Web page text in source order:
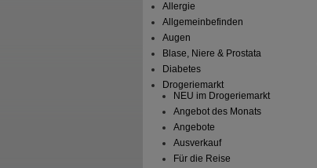
Allergie
Allgemeinbefinden
Augen
Blase, Niere & Prostata
Diabetes
Drogeriemarkt
NEU im Drogeriemarkt
Angebot des Monats
Angebote
Ausverkauf
Für die Reise